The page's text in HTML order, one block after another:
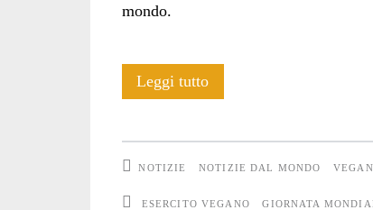
mondo.
Leggi tuttoSoldati
NOTIZIE NOTIZIE DAL MONDO
ESERCITO VEGANO GIORNATA